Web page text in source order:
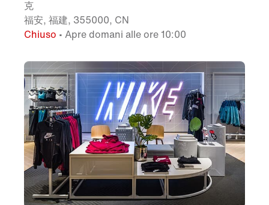
克
福安, 福建, 355000, CN
Chiuso • Apre domani alle ore 10:00